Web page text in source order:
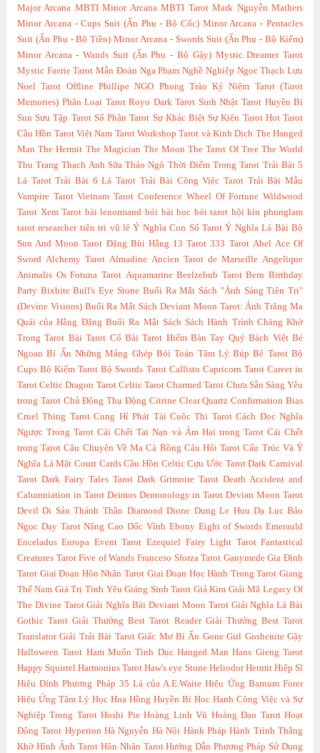
Major Arcana MBTI Minor Arcana MBTI Tarot Mark Nguyễn Mathers
Minor Arcana - Cups Suit (Ẩn Phụ - Bộ Cốc) Minor Arcana - Pentacles
Suit (Ẩn Phụ - Bộ Tiền) Minor Arcana - Swords Suit (Ẩn Phụ - Bộ Kiếm)
Minor Arcana - Wands Suit (Ẩn Phụ - Bộ Gậy) Mystic Dreamer Tarot
Mystic Faerie Tarot Mẫn Đoàn Nga Phạm Nghề Nghiệp Ngọc Thạch Lựu
Noel Tarot Offline Phillipe NGO Phong Trào Kỷ Niệm Tarot (Tarot
Memories) Phân Loại Tarot Royo Dark Tarot Sinh Nhật Tarot Huyền Bí
Sun Sưu Tập Tarot Số Phận Tarot Sự Khác Biệt Sự Kiện Tarot Hot Tarot
Cầu Hồn Tarot Việt Nam Tarot Workshop Tarot và Kinh Dịch The Hanged
Man The Hermit The Magician The Moon The Tarot Of Tree The World
Thu Trang Thạch Anh Sữa Thảo Ngô Thời Điểm Trong Tarot Trải Bài 5
Lá Tarot Trải Bài 6 Lá Tarot Trải Bài Công Việc Tarot Trải Bài Mẫu
Vampire Tarot Vietnam Tarot Conference Wheel Of Fortune Wildwood
Tarot Xem Tarot bài lenormand bói bài học bói tarot hội kín phunglam
tarot researcher tiên tri vũ lê Ý Nghĩa Con Số Tarot Ý Nghĩa Lá Bài Bộ
Sun And Moon Tarot Đặng Bùi Hằng 13 Tarot 333 Tarot Abel Ace Of
Sword Alchemy Tarot Almadine Ancien Tarot de Marseille Angelique
Animalis Os Fotuna Tarot Aquamarine Beelzebub Tarot Bern Birthday
Party Bixbite Bull's Eye Stone Buổi Ra Mắt Sách "Ánh Sáng Tiên Tri"
(Devine Visions) Buổi Ra Mắt Sách Deviant Moon Tarot: Ánh Trăng Ma
Quái của Hằng Đặng Buổi Ra Mắt Sách Sách Hành Trình Chàng Khờ
Trong Tarot Bài Tarot Cổ Bài Tarot Hiếm Bàn Tay Quỷ Bách Việt Bé
Ngoan Bí Ẩn Những Mảng Ghép Bói Toán Tâm Lý Búp Bê Tarot Bộ
Cups Bộ Kiếm Tarot Bộ Swords Tarot Callisto Capricorn Tarot Career in
Tarot Celtic Dragon Tarot Celtic Tarot Charmed Tarot Chưa Sẵn Sàng Yêu
trong Tarot Chủ Động Thụ Động Citrine Clear Quartz Confirmation Bias
Cruel Thing Tarot Cung Hỉ Phát Tài Cuộc Thi Tarot Cách Đọc Nghĩa
Ngược Trong Tarot Cái Chết Tai Nạn và Ám Hại trong Tarot Cái Chết
trong Tarot Câu Chuyện Về Ma Cà Rồng Câu Hỏi Tarot Cấu Trúc Và Ý
Nghĩa Lá Mặt Court Cards Cầu Hồn Celtic Cựu Ước Tarot Dark Carnival
Tarot Dark Fairy Tales Tarot Dark Grimoire Tarot Death Accident and
Calumniation in Tarot Deimos Demonology in Tarot Devian Moon Tarot
Devil Di Sản Thánh Thần Diamond Dione Dung Le Huu Dạ Lục Bảo
Ngọc Dạy Tarot Nâng Cao Dốc Vĩnh Ebony Eight of Swords Emerauld
Enceladus Europa Event Tarot Ezequiel Fairy Light Tarot Fantastical
Creatures Tarot Five of Wands Franceso Sforza Tarot Ganymede Gia Đình
Tarot Giai Đoạn Hôn Nhân Tarot Giai Đoạn Học Hành Trong Tarot Giang
Thế Nam Giá Trị Tình Yêu Giáng Sinh Tarot Giả Kim Giải Mã Legacy Of
The Divine Tarot Giải Nghĩa Bài Deviant Moon Tarot Giải Nghĩa Lá Bài
Gothic Tarot Giải Thưởng Best Tarot Reader Giải Thưởng Best Tarot
Translator Giải Trải Bài Tarot Giấc Mơ Bí Ẩn Gone Girl Goshenite Gậy
Halloween Tarot Ham Muốn Tình Dục Hanged Man Hans Gieng Tarot
Happy Squirrel Harmonius Tarot Haw's eye Stone Heliodor Hermit Hiệp Sĩ
Hiệu Đính Phương Pháp 35 Lá của A.E.Waite Hiệu Ứng Barnum Forer
Hiệu Ứng Tâm Lý Học Hoa Hồng Huyền Bí Hoc Hanh Công Việc và Sự
Nghiệp Trong Tarot Hoshi Pie Hoàng Linh Vũ Hoàng Đạo Tarot Hoạt
Động Tarot Hyperion Hà Nguyễn Hà Nội Hành Pháp Hành Trình Thằng
Khờ Hình Ảnh Tarot Hôn Nhân Tarot Hướng Dẫn Phương Pháp Sử Dụng